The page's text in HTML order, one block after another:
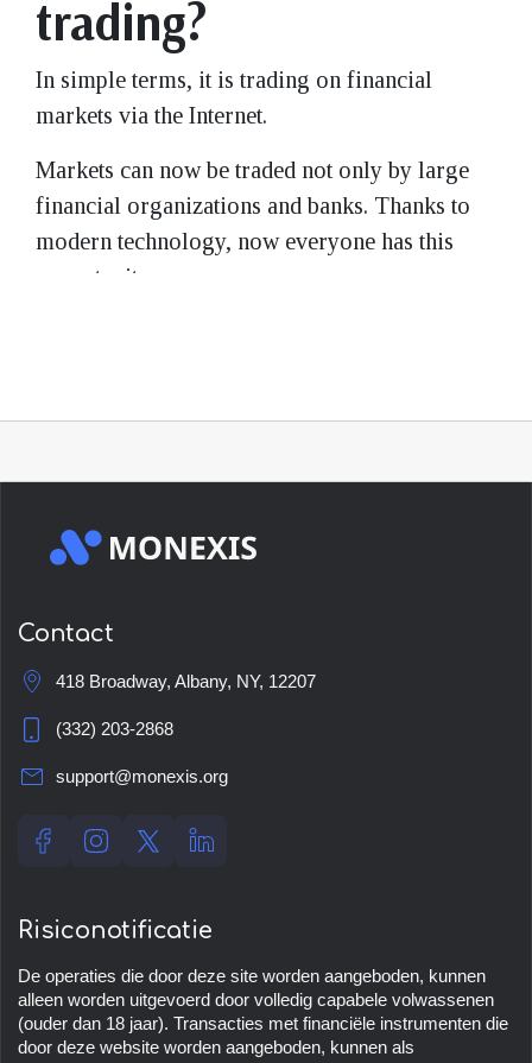
Contact
418 Broadway, Albany, NY, 12207
(332) 203-2868
support@monexis.org
Risiconotificatie
De operaties die door deze site worden aangeboden, kunnen
alleen worden uitgevoerd door volledig capabele volwassenen
(ouder dan 18 jaar). Transacties met financiële instrumenten die
door deze website worden aangeboden, kunnen als